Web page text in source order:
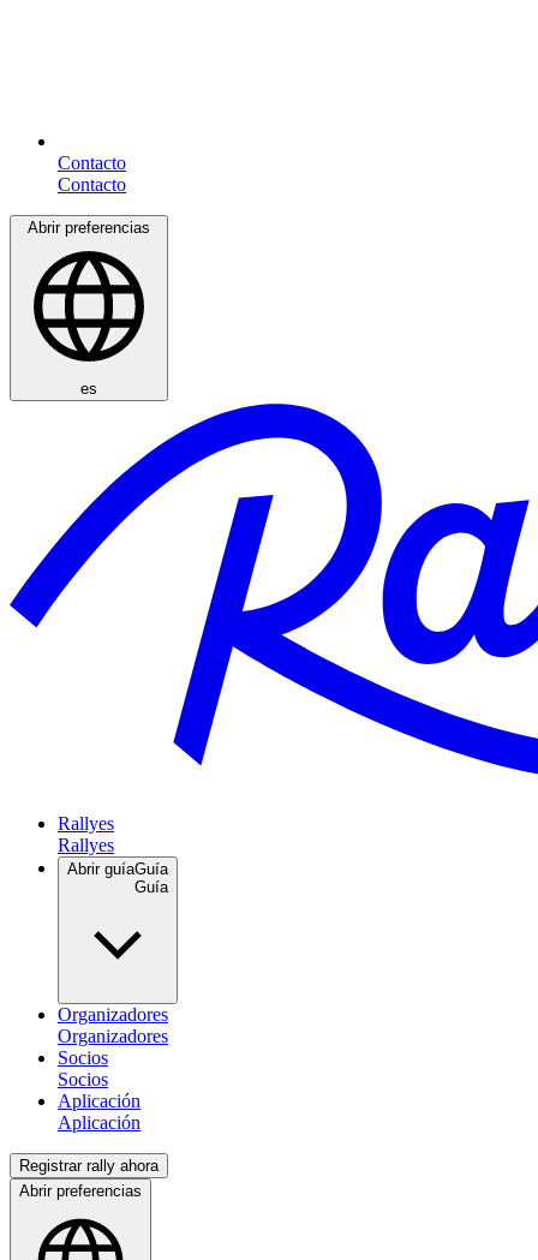
Contacto
Abrir preferencias
es
Rallyes
Abrir guíaGuía
Organizadores
Socios
Aplicación
Registrar rally ahora
Abrir preferencias